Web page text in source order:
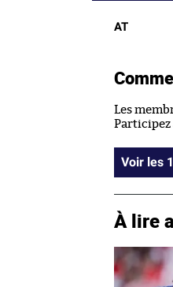
AT
Les
Participez
À lire